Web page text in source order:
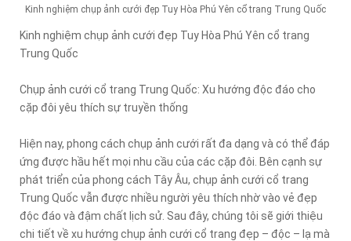
Kinh nghiệm chụp ảnh cưới đẹp Tuy Hòa Phú Yên cổ trang Trung Quốc
Kinh nghiệm chụp ảnh cưới đẹp Tuy Hòa Phú Yên cổ trang
Trung Quốc
Chụp ảnh cưới cổ trang Trung Quốc: Xu hướng độc đáo cho
cặp đôi yêu thích sự truyền thống
Hiện nay, phong cách chụp ảnh cưới rất đa dạng và có thể đáp
ứng được hầu hết mọi nhu cầu của các cặp đôi. Bên cạnh sự
phát triển của phong cách Tây Âu, chụp ảnh cưới cổ trang
Trung Quốc vẫn được nhiều người yêu thích nhờ vào vẻ đẹp
độc đáo và đậm chất lịch sử. Sau đây, chúng tôi sẽ giới thiệu
chi tiết về xu hướng chụp ảnh cưới cổ trang đẹp – độc – lạ mà